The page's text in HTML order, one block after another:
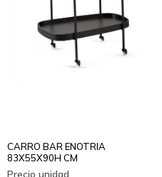
CARRO BAR ENOTRIA
83X55X90H CM